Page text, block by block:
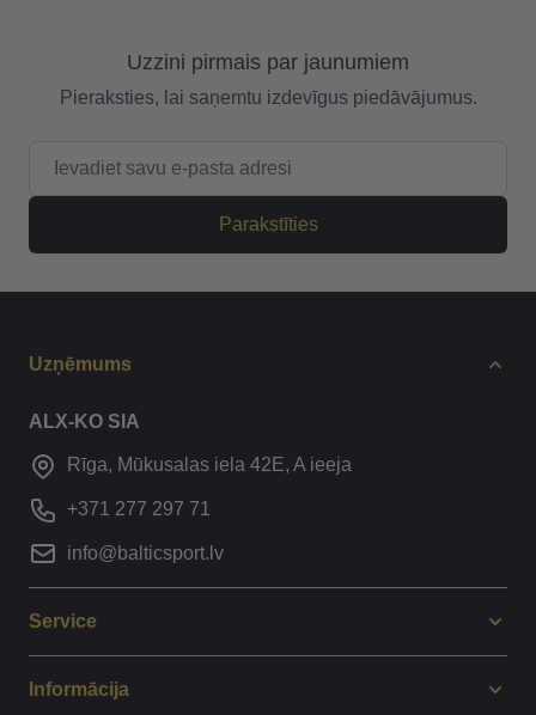
Uzzini pirmais par jaunumiem
Pieraksties, lai saņemtu izdevīgus piedāvājumus.
Parakstīties
Uzņēmums
ALX-KO SIA
Rīga, Mūkusalas iela 42E, A ieeja
+371 277 297 71
info@balticsport.lv
Service
Informācija